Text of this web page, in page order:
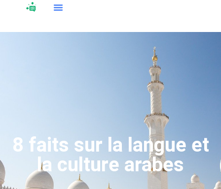
8 faits sur la langue et
la culture arabes